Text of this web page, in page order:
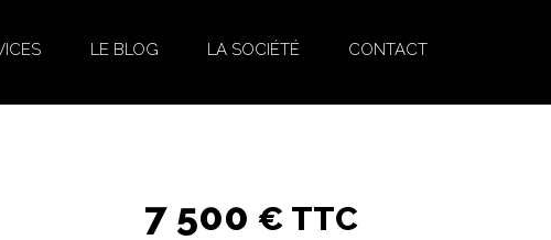
LE BLOG LA SOCIÉTÉ CONTACT
7 500 € TTC